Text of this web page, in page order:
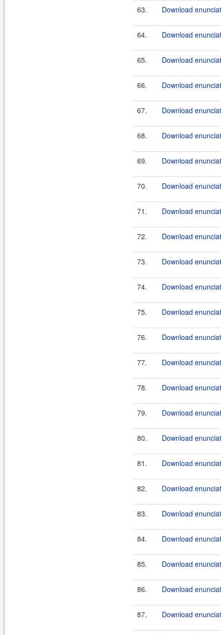
63. Download
64. Download
65. Download
66. Download
67. Download
68. Download
69. Download
70. Download
71. Download
72. Download
73. Download
74. Download
75. Download
76. Download
77. Download
78. Download
79. Download
80. Download
81. Download
82. Download
83. Download
84. Download
85. Download
86. Download
87. Download